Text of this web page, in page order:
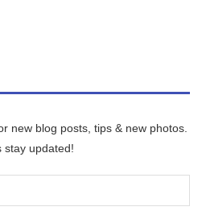
new blog posts, tips & new photos.
stay updated!